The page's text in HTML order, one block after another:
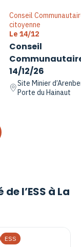
Conseil
citoyenne
Le 14/12
Conseil
14/12/26
Site Minier
Porte du Hainaut
l’ESS à La
ESS